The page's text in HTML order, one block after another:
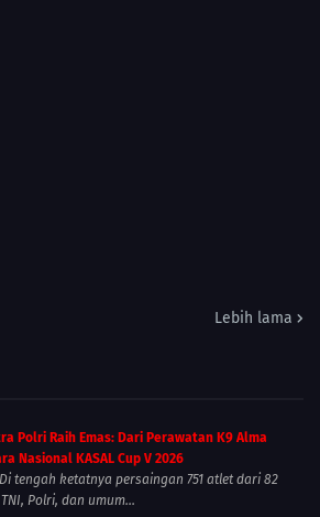
Lebih lama
Polri Raih Emas: Dari Perawatan K9 Alma
Nasional KASAL Cup V 2026
tengah ketatnya persaingan 751 atlet dari 82
Polri, dan umum...